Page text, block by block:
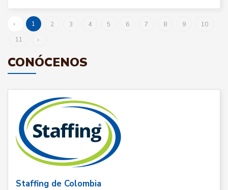
‹ 1 2 3 4 5 6 7 8 9
10
11
›
CONÓCENOS
Staffing de Colombia